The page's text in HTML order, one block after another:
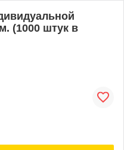
(1000 штук в